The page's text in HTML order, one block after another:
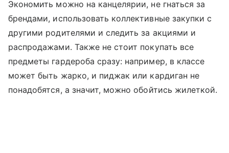
Экономить можно на канцелярии, не гнаться за
брендами, использовать коллективные закупки с
другими родителями и следить за акциями и
распродажами. Также не стоит покупать все
предметы гардероба сразу: например, в классе
может быть жарко, и пиджак или кардиган не
понадобятся, а значит, можно обойтись жилеткой.